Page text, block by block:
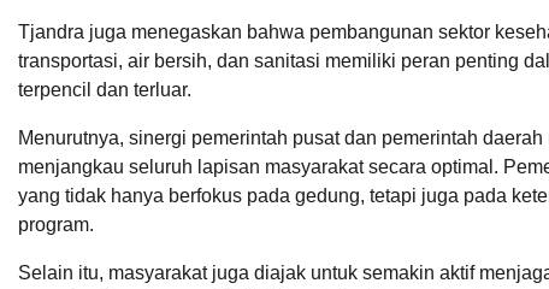
Tjandra juga menegaskan bahwa pembangunan sektor
transportasi, air bersih, dan sanitasi memiliki peran penting
terpencil dan terluar.
Menurutnya, sinergi pemerintah pusat dan pemerintah
menjangkau seluruh lapisan masyarakat secara optimal.
yang tidak hanya berfokus pada gedung, tetapi juga pada
program.
Selain itu, masyarakat juga diajak untuk semakin aktif